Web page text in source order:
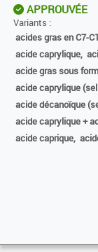
APPROUVÉE
Variants :
acides gras en C7-
acide caprylique,
acide gras sous
acide caprylique
acide décanoïque
acide caprylique +
acide caprique,